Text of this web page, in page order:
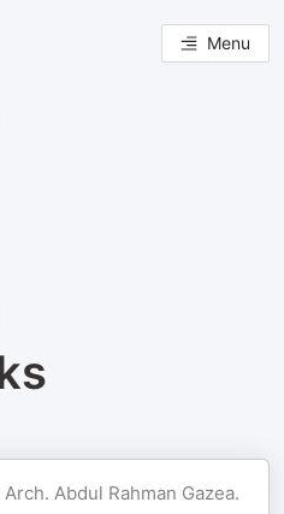
Menu
Abdul Rahman Gazea.